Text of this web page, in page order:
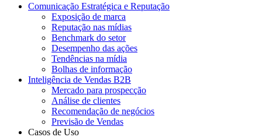
Comunicação Estratégica e Reputação
Exposição de marca
Reputação nas mídias
Benchmark do setor
Desempenho das ações
Tendências na mídia
Bolhas de informação
Inteligência de Vendas B2B
Mercado para prospecção
Análise de clientes
Recomendação de negócios
Previsão de Vendas
Casos de Uso